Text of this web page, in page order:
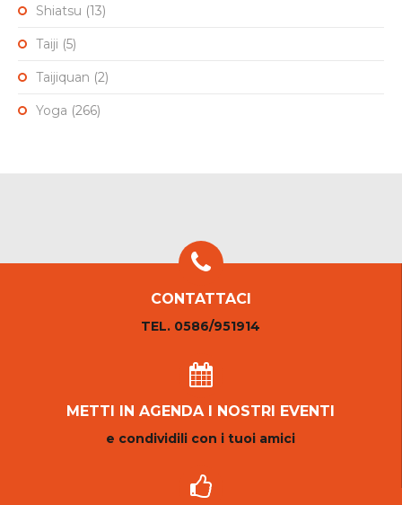
Shiatsu (13)
Taiji (5)
Taijiquan (2)
Yoga (266)
CONTATTACI
TEL. 0586/951914
METTI IN AGENDA I NOSTRI EVENTI
e condividili con i tuoi amici